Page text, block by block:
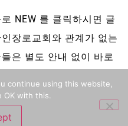
NEW 를 클릭하시면 글
장로교회와 관계가 없는
은 별도 안내 없이 바로
continue using this website,
OK with this.